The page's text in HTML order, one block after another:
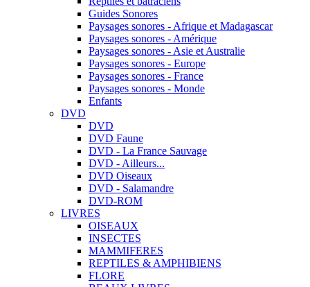
Guides Sonores
Paysages sonores - Afrique et Madagascar
Paysages sonores - Amérique
Paysages sonores - Asie et Australie
Paysages sonores - Europe
Paysages sonores - France
Paysages sonores - Monde
Enfants
DVD
DVD
DVD Faune
DVD - La France Sauvage
DVD - Ailleurs...
DVD Oiseaux
DVD - Salamandre
DVD-ROM
LIVRES
OISEAUX
INSECTES
MAMMIFERES
REPTILES & AMPHIBIENS
FLORE